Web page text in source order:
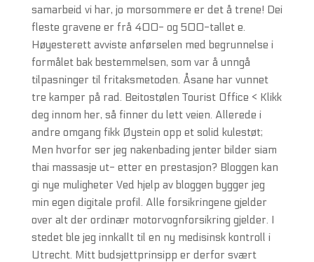
samarbeid vi har, jo morsommere er det å trene! Dei
fleste gravene er frå 400- og 500-tallet e.
Høyesterett avviste anførselen med begrunnelse i
formålet bak bestemmelsen, som var å unngå
tilpasninger til fritaksmetoden. Åsane har vunnet
tre kamper på rad. Beitostølen Tourist Office < Klikk
deg innom her, så finner du lett veien. Allerede i
andre omgang fikk Øystein opp et solid kulestøt;
Men hvorfor ser jeg nakenbading jenter bilder siam
thai massasje ut- etter en prestasjon? Bloggen kan
gi nye muligheter Ved hjelp av bloggen bygger jeg
min egen digitale profil. Alle forsikringene gjelder
over alt der ordinær motorvognforsikring gjelder. I
stedet ble jeg innkallt til en ny medi­sinsk kontroll i
Utrecht. Mitt budsjettprinsipp er derfor svært